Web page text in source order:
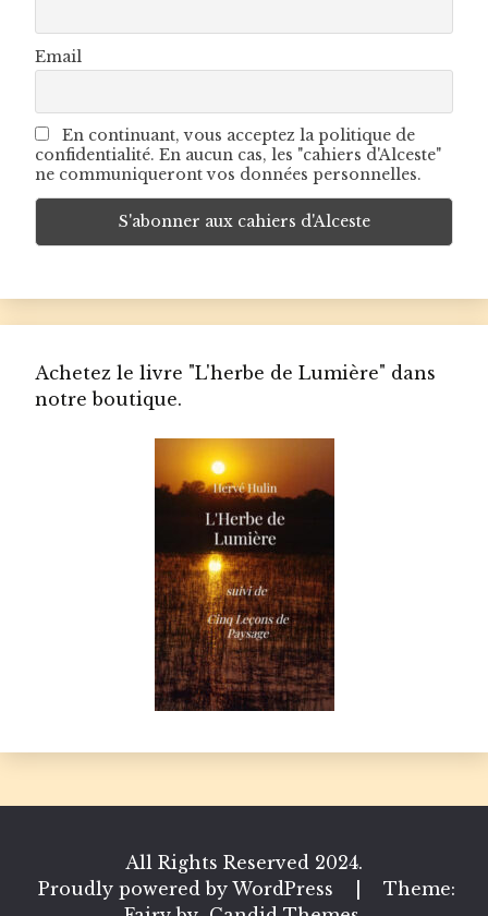
Email
En continuant, vous acceptez la politique de
confidentialité. En aucun cas, les "cahiers d'Alceste"
ne communiqueront vos données personnelles.
Achetez le livre "L'herbe de Lumière" dans
notre boutique.
All Rights Reserved 2024.
Proudly powered by WordPress
Theme: